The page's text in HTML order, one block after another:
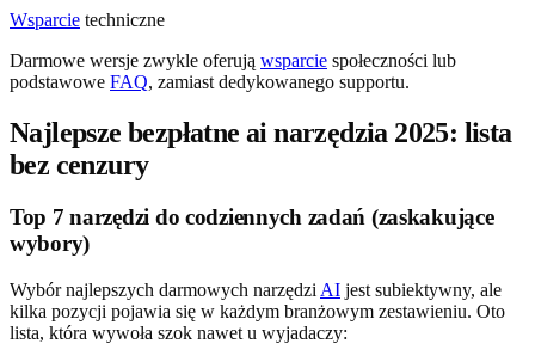
Wsparcie techniczne
Darmowe wersje zwykle oferują wsparcie społeczności lub
podstawowe FAQ, zamiast dedykowanego supportu.
Najlepsze bezpłatne ai narzędzia 2025: lista
bez cenzury
Top 7 narzędzi do codziennych zadań (zaskakujące
wybory)
Wybór najlepszych darmowych narzędzi AI jest subiektywny, ale
kilka pozycji pojawia się w każdym branżowym zestawieniu. Oto
lista, która wywoła szok nawet u wyjadaczy: